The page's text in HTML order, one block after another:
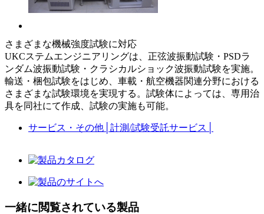
さまざまな機械強度試験に対応
UKCステムエンジニアリングは、正弦波振動試験・PSDラ
ンダム波振動試験・クラシカルショック波振動試験を実施。
輸送・梱包試験をはじめ、車載・航空機器関連分野における
さまざまな試験環境を実現する。試験体によっては、専用治
具を同社にて作成、試験の実施も可能。
サービス・その他 計測/試験受託サービス
一緒に閲覧されている製品